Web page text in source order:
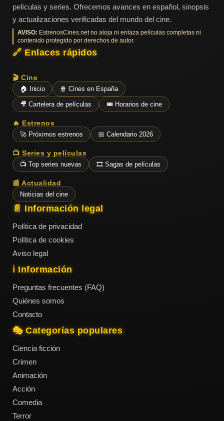
películas y series. Ofrecemos avances en español, sinopsis
y actualizaciones verificadas del mundo del cine.
AVISO: EstrenosCines.net no aloja ni enlaza películas completas ni
contenido protegido por derechos de autor.
🔗 Enlaces rápidos
🎬 Cine
🏠 Inicio 🍿 Cines en España
🎥 Cartelera de películas 🎟️ Horarios de cine
🔥 Estrenos
🚀 Próximos estrenos 📅 Calendario 2026
📺 Series y películas
📺 Top series nuevas 🎞️ Sagas de películas
📰 Actualidad
Noticias del cine
📄 Información legal
Política de privacidad
Política de cookies
Aviso legal
ℹ️ Información
Preguntas frecuentes (FAQ)
Quiénes somos
Contacto
🎭 Categorías populares
Ciencia ficción
Crimen
Animación
Acción
Comedia
Terror